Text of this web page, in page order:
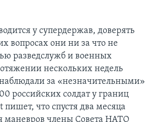
у супердержав, доверять
вопросах они ни за что не
разведслужб и военных
нескольких недель
за «незначительными»
российских солдат у границ
пишет, что спустя два месяца
маневров члены Совета НАТО